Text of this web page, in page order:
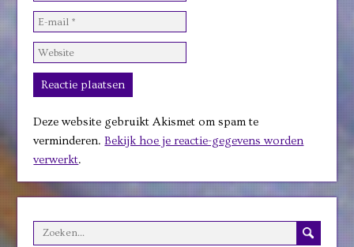
Deze website gebruikt Akismet om spam te
verminderen.Bekijk hoe je reactie-gegevens worden
verwerkt.